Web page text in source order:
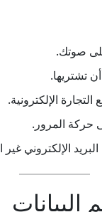
صوتك.
تشتريها.
الإلكترونية.
حركة المرور.
الإلكتروني غير
البيانات